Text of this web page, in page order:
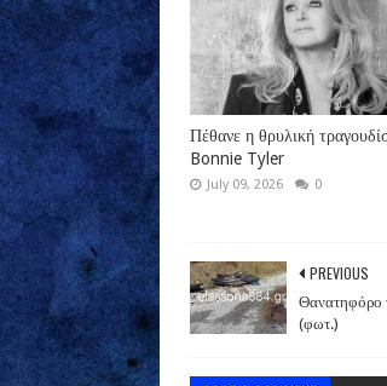
Πέθανε η θρυλική
Bonnie Tyler
July 09, 2026 0
PREVIOUS
Θανατηφόρο
(φωτ.)